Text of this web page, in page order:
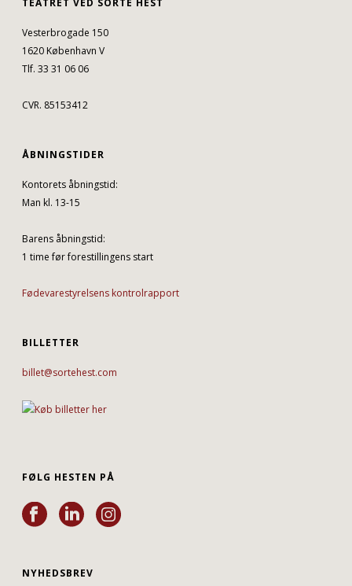
TEATRET VED SORTE HEST
Vesterbrogade 150
1620 København V
Tlf. 33 31 06 06
CVR. 85153412
ÅBNINGSTIDER
Kontorets åbningstid:
Man kl. 13-15
Barens åbningstid:
1 time før forestillingens start
Fødevarestyrelsens kontrolrapport
BILLETTER
billet@sortehest.com
FØLG HESTEN PÅ
NYHEDSBREV